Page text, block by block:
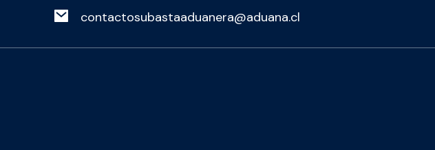
contactosubastaaduanera@aduana.cl